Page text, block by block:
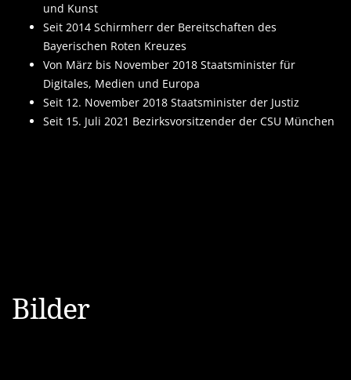
und Kunst
Seit 2014 Schirmherr der Bereitschaften des
Bayerischen Roten Kreuzes
Von März bis November 2018 Staatsminister für
Digitales, Medien und Europa
Seit 12. November 2018 Staatsminister der Justiz
Seit 15. Juli 2021 Bezirksvorsitzender der CSU München
Bilder